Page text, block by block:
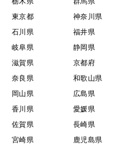
東京都
神奈川県
石川県
福井県
岐阜県
静岡県
滋賀県
京都府
奈良県
和歌山県
岡山県
広島県
香川県
愛媛県
佐賀県
長崎県
宮崎県
鹿児島県